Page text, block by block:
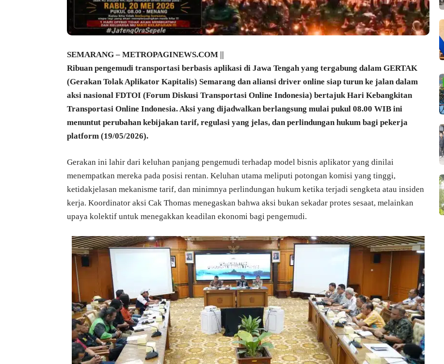
SEMARANG – METROPAGINEWS.COM ||
Ribuan pengemudi transportasi berbasis aplikasi di Jawa Tengah yang tergabung dalam GERTAK
(Gerakan Tolak Aplikator Kapitalis) Semarang dan aliansi driver online siap turun ke jalan dalam
aksi nasional FDTOI (Forum Diskusi Transportasi Online Indonesia) bertajuk Hari Kebangkitan
Transportasi Online Indonesia. Aksi yang dijadwalkan berlangsung mulai pukul 08.00 WIB ini
menuntut perubahan kebijakan tarif, regulasi yang jelas, dan perlindungan hukum bagi pekerja
platform (19/05/2026).
Gerakan ini lahir dari keluhan panjang pengemudi terhadap model bisnis aplikator yang dinilai
menempatkan mereka pada posisi rentan. Keluhan utama meliputi potongan komisi yang tinggi,
ketidakjelasan mekanisme tarif, dan minimnya perlindungan hukum ketika terjadi sengketa atau insiden
kerja. Koordinator aksi Cak Thomas menegaskan bahwa aksi bukan sekadar protes sesaat, melainkan
upaya kolektif untuk menegakkan keadilan ekonomi bagi pengemudi.